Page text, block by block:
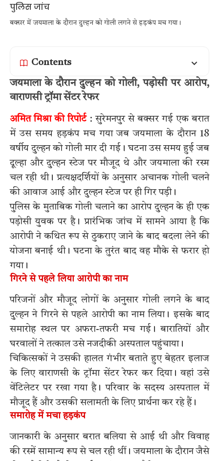
बक्सर में जयमाला के दौरान दुल्हन को गोली लगने से हड़कंप मच गया।
Contents
जयमाला के दौरान दुल्हन को गोली, पड़ोसी पर आरोप,
वाराणसी ट्रॉमा सेंटर रेफर
अमित मिश्रा की रिपोर्ट: सुरेमनपुर से बक्सर गई एक बरात
में उस समय हड़कंप मच गया जब जयमाला के दौरान 18
वर्षीय दुल्हन को गोली मार दी गई। घटना उस समय हुई जब
दूल्हा और दुल्हन स्टेज पर मौजूद थे और जयमाला की रस्म
चल रही थी। प्रत्यक्षदर्शियों के अनुसार अचानक गोली चलने
की आवाज आई और दुल्हन स्टेज पर ही गिर पड़ी।
पुलिस के मुताबिक गोली चलाने का आरोप दुल्हन के ही एक
पड़ोसी युवक पर है। प्रारंभिक जांच में सामने आया है कि
आरोपी ने कथित रूप से ठुकराए जाने के बाद बदला लेने की
योजना बनाई थी। घटना के तुरंत बाद वह मौके से फरार हो
गया।
गिरने से पहले लिया आरोपी का नाम
परिजनों और मौजूद लोगों के अनुसार गोली लगने के बाद
दुल्हन ने गिरने से पहले आरोपी का नाम लिया। इसके बाद
समारोह स्थल पर अफरा-तफरी मच गई। बारातियों और
घरवालों ने तत्काल उसे नजदीकी अस्पताल पहुंचाया।
चिकित्सकों ने उसकी हालत गंभीर बताते हुए बेहतर इलाज
के लिए वाराणसी के ट्रॉमा सेंटर रेफर कर दिया। वहां उसे
वेंटिलेटर पर रखा गया है। परिवार के सदस्य अस्पताल में
मौजूद हैं और उसकी सलामती के लिए प्रार्थना कर रहे हैं।
समारोह में मचा हड़कंप
जानकारी के अनुसार बरात बलिया से आई थी और विवाह
की रस्में सामान्य रूप से चल रही थीं। जयमाला के दौरान जैसे